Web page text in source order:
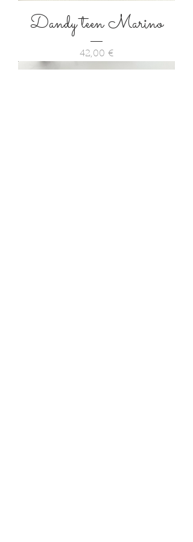
Dandy teen Marino
Precio
42,00 €